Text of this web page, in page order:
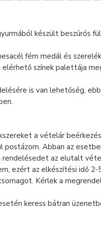
készült beszúrós
fém medál és
színek palettája
is van lehetőség,
a vételár
postázom. Abban az
rendelésedet az elutalt
ezért az elkészítési idő 2-
Kérlek a
keress bátran